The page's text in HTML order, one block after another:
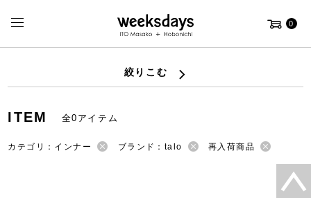
0
絞りこむ
ITEM 全0アイテム
カテゴリ：インナー ブランド：talo 再入荷商品